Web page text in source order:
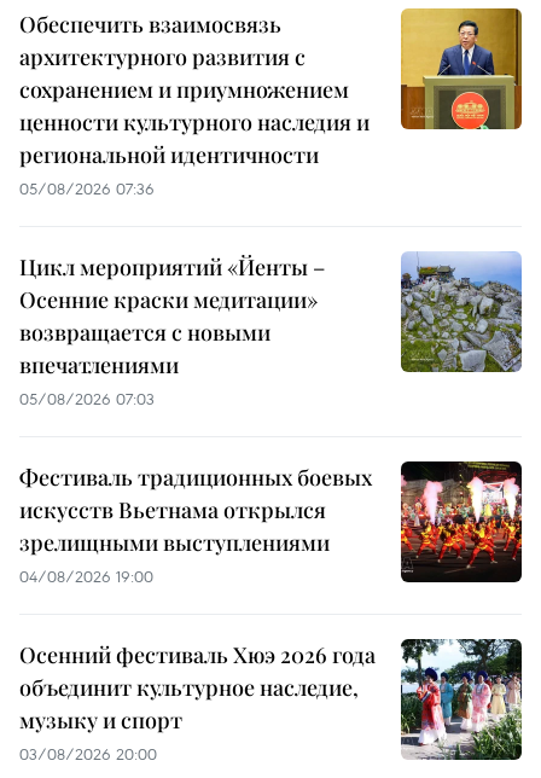
Обеспечить взаимосвязь
архитектурного развития с
сохранением и приумножением
ценности культурного наследия и
региональной идентичности
05/08/2026 07:36
Цикл мероприятий «Йенты –
Осенние краски медитации»
возвращается с новыми
впечатлениями
05/08/2026 07:03
Фестиваль традиционных боевых
искусств Вьетнама открылся
зрелищными выступлениями
04/08/2026 19:00
Осенний фестиваль Хюэ 2026 года
объединит культурное наследие,
музыку и спорт
03/08/2026 20:00